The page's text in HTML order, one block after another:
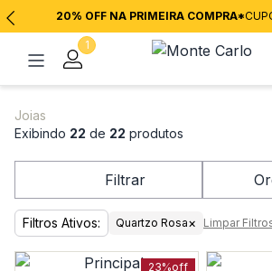
20% OFF NA PRIMEIRA COMPRA*
1
Joias
Exibindo 22 de 22 produtos
Filtrar
Filtros Ativos: Quartzo Rosa× Limpar
23%off